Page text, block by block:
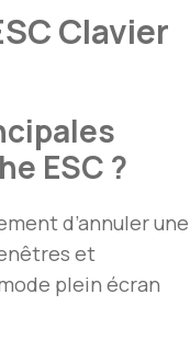
Clavier
ESC ?
d’annuler une
et
plein écran